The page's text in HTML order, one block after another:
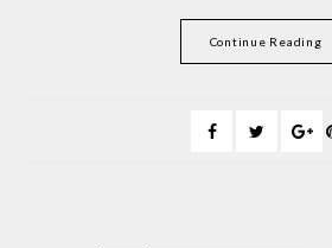
Continue Reading